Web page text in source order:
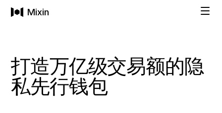
Mixin
个人
技术方案
打造万亿级交易额的隐
私先行钱包